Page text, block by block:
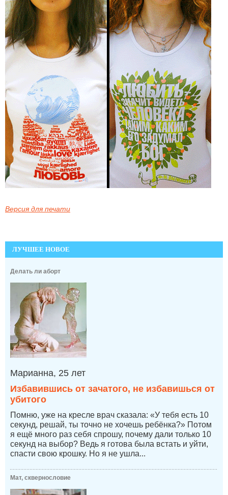
Версия для печати
ЛУЧШЕЕ НОВОЕ
Делать ли аборт
Марианна, 25 лет
Избавившись от зачатого, не избавишься от
убитого
Помню, уже на кресле врач сказала: «У тебя есть 10
секунд, решай, ты точно не хочешь ребёнка?» Потом
я ещё много раз себя спрошу, почему дали только 10
секунд на выбор? Ведь я готова была встать и уйти,
спасти свою крошку. Но я не ушла...
Мат, сквернословие